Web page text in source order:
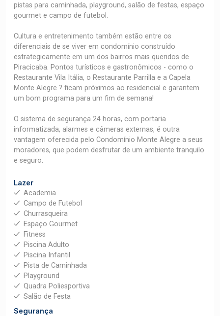
pistas para caminhada, playground, salão de festas, espaço
gourmet e campo de futebol.
Cultura e entretenimento também estão entre os
diferenciais de se viver em condomínio construído
estrategicamente em um dos bairros mais queridos de
Piracicaba. Pontos turísticos e gastronômicos - como o
Restaurante Vila Itália, o Restaurante Parrilla e a Capela
Monte Alegre ? ficam próximos ao residencial e garantem
um bom programa para um fim de semana!
O sistema de segurança 24 horas, com portaria
informatizada, alarmes e câmeras externas, é outra
vantagem oferecida pelo Condomínio Monte Alegre a seus
moradores, que podem desfrutar de um ambiente tranquilo
e seguro.
Lazer
Academia
Campo de Futebol
Churrasqueira
Espaço Gourmet
Fitness
Piscina Adulto
Piscina Infantil
Pista de Caminhada
Playground
Quadra Poliesportiva
Salão de Festa
Segurança